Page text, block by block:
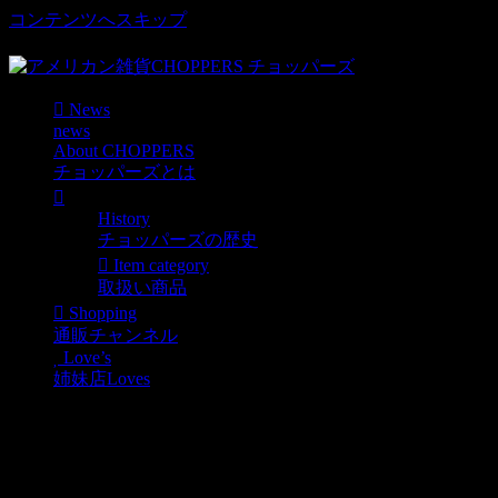
コンテンツへスキップ
News
news
About CHOPPERS
チョッパーズとは
History
チョッパーズの歴史
Item category
取扱い商品
Shopping
通販チャンネル
Love’s
姉妹店Loves